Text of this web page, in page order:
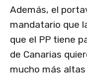
Además, el
mandatario que
que el PP tiene
de Canarias
mucho más altas